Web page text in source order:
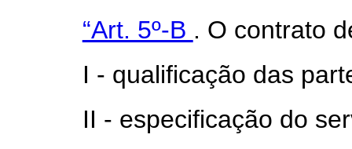
“Art. 5º-B . O contrato
I - qualificação das
II - especificação do